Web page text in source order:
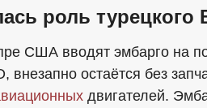
роль турецкого
США вводят эмбарго на
остаётся без
двигателей.